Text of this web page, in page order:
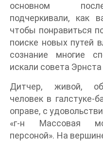
основном
подчеркивали, как
чтобы понравиться
поиске новых путей
сознание многие
искали совета
Дитчер, живой,
человек в галстуке-
оправе, с
«г-н Массовая
персоной». На